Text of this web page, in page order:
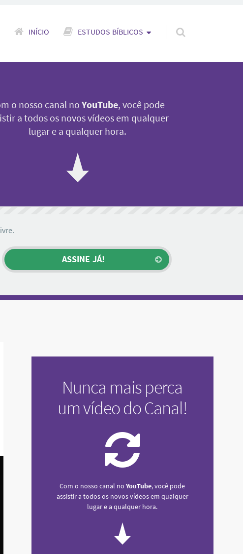
Pular para o conteúdo
INÍCIO ESTUDOS BÍBLICOS
o nosso canal noYouTube, você pode
a todos os novos vídeos em qualquer
lugar e a qualquer hora.
Nunca mais perca
um vídeo do Canal!
Com o nosso canal noYouTube, você pode
assistir a todos os novos vídeos em qualquer
lugar e a qualquer hora.